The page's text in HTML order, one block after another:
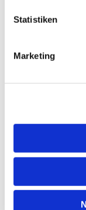
Statistiken
Marketing